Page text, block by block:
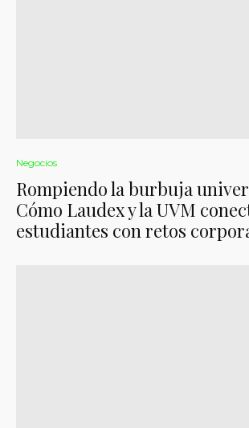
Negocios
Rompiendo la burbuja
Cómo Laudex y la UVM
estudiantes con retos